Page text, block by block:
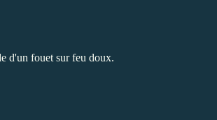
d'un fouet sur feu doux.